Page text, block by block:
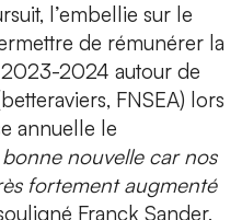
l’embellie sur le
de rémunérer la
2024 autour de
FNSEA) lors
annuelle le
bonne nouvelle car nos
fortement augmenté
Franck Sander,